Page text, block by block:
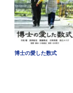
博士の愛した数式